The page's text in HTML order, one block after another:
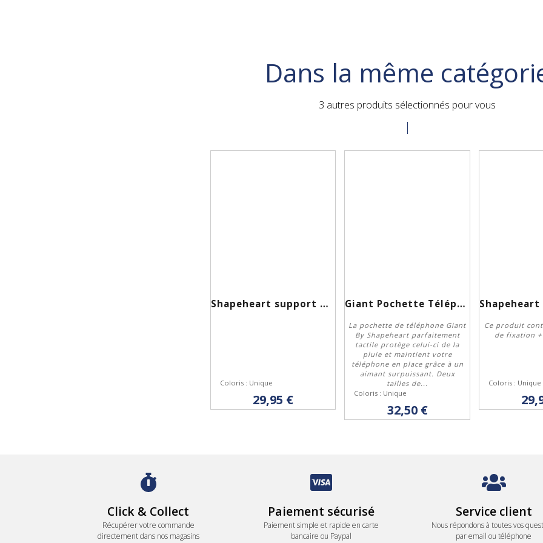
Dans la même
3 autres produits sélectionnés pour vous
Shapeheart support magnétique pour vélo XL
Coloris : Unique
29,95 €
Personnaliser
Giant Pochette Téléphone Shapeheart
La pochette de téléphone Giant
By Shapeheart parfaitement
tactile protège celui-ci de la
pluie et maintient votre
téléphone en place grâce à un
aimant surpuissant. Deux
tailles de...
Coloris : Unique
32,50 €
Ce produit
de fixation
Coloris : Unique
Click & Collect
Récupérer votre commande
directement dans nos magasins
Paiement sécurisé
Paiement simple et rapide en carte
bancaire ou Paypal
Service client
Nous répondons à toutes vos
par email ou téléphone